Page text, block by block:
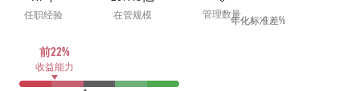
月18日)、广发景华纯债债券型证券投资基金基
金经理(自2018年10月18日至2019年10月18日)、广
2018年10月18日至2019年11月22日)、广发景明中
短债债券型证券投资基金基金经理(自2018年11
月29日至2020年7月31日)、广发景和中短债债券
型证券投资基金基金经理(自2019年3月14日至
任职经验 在管规模 管理数量
前22%
收益能力
年化标准差%